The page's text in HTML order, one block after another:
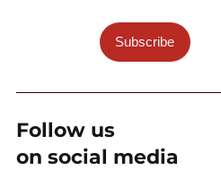
Subscribe
Follow us
on social media